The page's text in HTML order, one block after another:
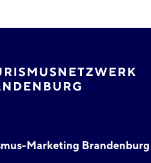
Marketing Brandenburg